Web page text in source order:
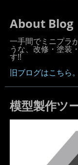
About Blog
一手間でミニプラ
うな、改修・塗装
す!!
旧ブログはこちら。
模型製作ツ